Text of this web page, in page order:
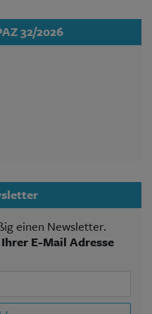
32/2026
einen Newsletter.
E-Mail Adresse